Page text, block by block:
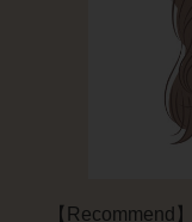
【Recommend】